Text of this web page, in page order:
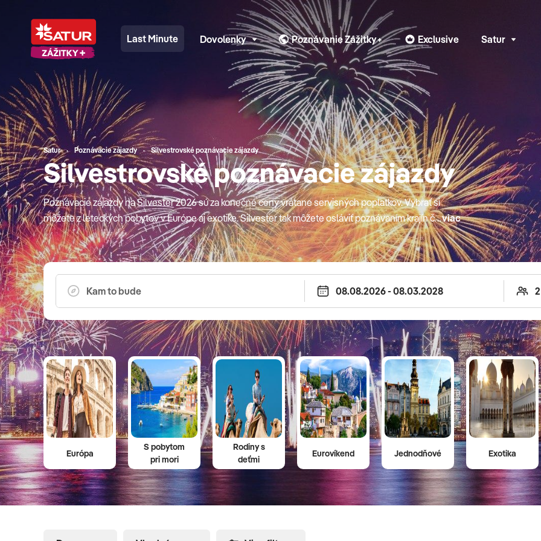
Last Minute Dovolenky Poznávanie Zážitky+ Exclusive Satur
Satur Poznávacie zájazdy Silvestrovské poznávacie zájazdy
Silvestrovské poznávacie zájazdy
Poznávacie zájazdy na Silvester 2026 sú za konečné ceny vrátane servisných poplatkov. Vybrať si
môžete z leteckých pobytov v Európe aj exotike. Silvester tak môžete osláviť poznávaním krajín či
miest ako sú Peru, Jordánsko, Zanzibar, Dubaj, Maroko, Egypt, Vietnam, Srí Lanka, Kuba, Keňa či
Madagaskar. Okrem štandardných služieb ako sú ubytovanie, sprievodca či doprava sú v cene
zahrnuté aj výhody ako transfery na letiská k odletom a príletom, miestne letiskové transfery, pri
mnohých zájazdoch aj vstupy do miest a pamiatok. Vďaka našim kvalitným sprievodcom a malým
skupinám o veľkosti 8 - 12 osôb na zájazde sú tieto výlety plné nezabudnuteľných okamihov,
nových zážitkov a spoznávania iných kultúr. Pri plánovaní silvestrovských zájazdov vám pomôžu
naši skúsení predajcovia.
viac
Európa
S pobytom
pri mori
Rodiny s
deťmi
Eurovíkend Jednodňové Exotika